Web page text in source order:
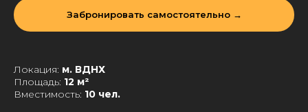
Забронировать самостоятельно →
Локация: м. ВДНХ
Площадь: 12 м²
Вместимость: 10 чел.